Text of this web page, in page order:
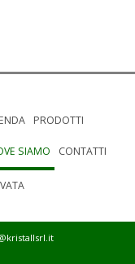
PRODOTTI
SIAMO CONTATTI